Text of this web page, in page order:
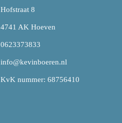
Hofstraat 8
4741 AK Hoeven
0623373833
info@kevinboeren.nl
KvK nummer: 68756410